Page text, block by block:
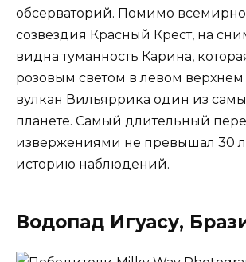
обсерваторий. Помимо всемирно
созвездия Красный Крест, на
видна туманность Карина,
розовым светом в левом верхнем
вулкан Вильяррика один из
планете. Самый длительный
извержениями не превышал 30
историю наблюдений.
Водопад Игуасу,